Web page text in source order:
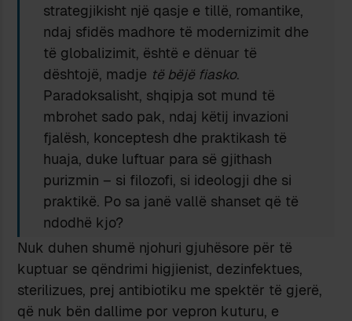
strategjikisht një qasje e tillë, romantike,
ndaj sfidës madhore të modernizimit dhe
të globalizimit, është e dënuar të
dështojë, madje të bëjë fiasko.
Paradoksalisht, shqipja sot mund të
mbrohet sado pak, ndaj këtij invazioni
fjalësh, konceptesh dhe praktikash të
huaja, duke luftuar para së gjithash
purizmin – si filozofi, si ideologji dhe si
praktikë. Po sa janë vallë shanset që të
ndodhë kjo?
Nuk duhen shumë njohuri gjuhësore për të
kuptuar se qëndrimi higjienist, dezinfektues,
sterilizues, prej antibiotiku me spektër të gjerë,
që nuk bën dallime por vepron kuturu, e